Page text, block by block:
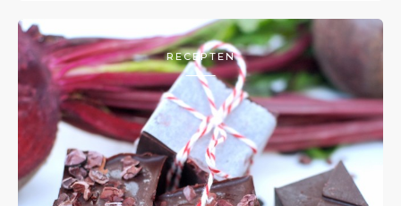
RECEPTEN